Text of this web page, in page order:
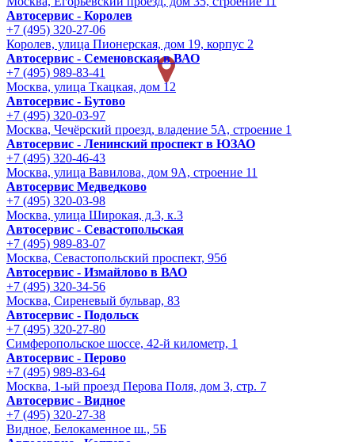
Автосервис - Королев
+7 (495) 320-27-06
Королев, улица Пионерская, дом 19, корпус 2
Автосервис - Семеновская в ВАО
+7 (495) 989-83-41
Москва, улица Ткацкая, дом 12
Автосервис - Бутово
+7 (495) 320-03-97
Москва, Чечёрский проезд, владение 5А, строение 1
Автосервис - Ленинский проспект в ЮЗАО
+7 (495) 320-46-43
Москва, улица Вавилова, дом 9A, строение 11
Автосервис Медведково
+7 (495) 320-03-98
Москва, улица Широкая, д.3, к.3
Автосервис - Cевастопольская
+7 (495) 989-83-07
Москва, Севастопольский проспект, 95б
Автосервис - Измайлово в ВАО
+7 (495) 320-34-56
Москва, Сиреневый бульвар, 83
Автосервис - Подольск
+7 (495) 320-27-80
Симферопольское шоссе, 42-й километр, 1
Автосервис - Перово
+7 (495) 989-83-64
Москва, 1-ый проезд Перова Поля, дом 3, стр. 7
Автосервис - Видное
+7 (495) 320-27-38
Видное, Белокаменное ш., 5Б